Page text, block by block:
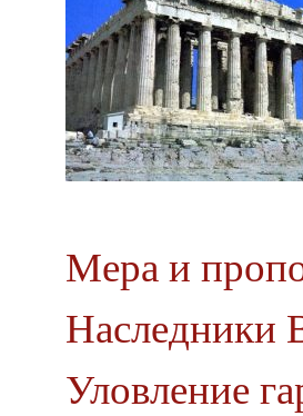
Мера и
Наследники
Уловление